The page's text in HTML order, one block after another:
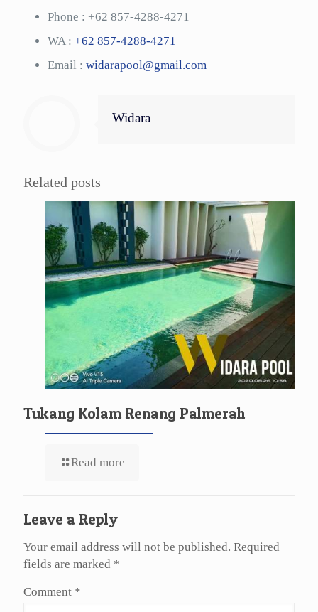
Phone : +62 857-4288-4271
WA : +62 857-4288-4271
Email : widarapool@gmail.com
Widara
Related posts
Tukang Kolam Renang Palmerah
Read more
Leave a Reply
Your email address will not be published. Required
fields are marked *
Comment *